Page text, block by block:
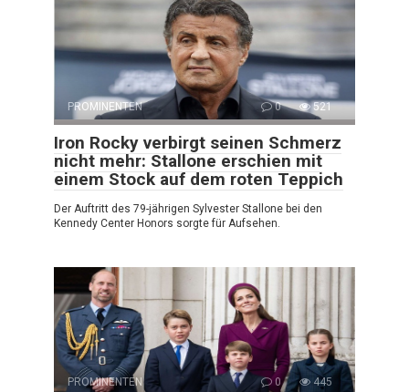
PROMINENTEN 0 521
Iron Rocky verbirgt seinen Schmerz
nicht mehr: Stallone erschien mit
einem Stock auf dem roten Teppich
Der Auftritt des 79-jährigen Sylvester Stallone bei den
Kennedy Center Honors sorgte für Aufsehen.
PROMINENTEN 0 445